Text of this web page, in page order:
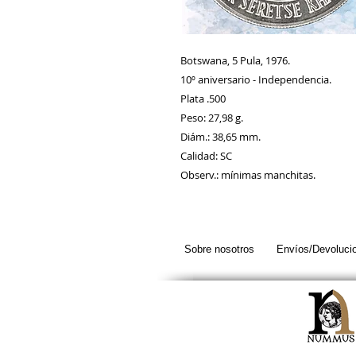
Botswana, 5 Pula, 1976.
10º aniversario - Independencia.
Plata .500
Peso: 27,98 g.
Diám.: 38,65 mm.
Calidad: SC
Observ.: mínimas manchitas.
Sobre nosotros Envíos/